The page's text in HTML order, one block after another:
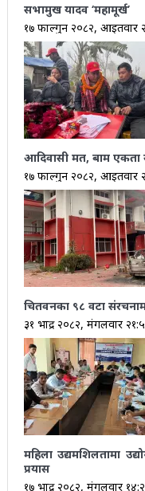
सभामुख यादव ‘महामूर्ख’
१७ फाल्गुन २०८२, आईतवार
आदिवासी मत, बाम एकता
१७ फाल्गुन २०८२, आईतवार
चितवनका ९८ वटा
३१ भाद्र २०८२, मंगलवार
महिला उद्यमशिलतामा
प्रयास
१७ भाद्र २०८२, मंगलवार